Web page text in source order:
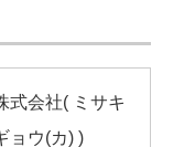
式会社( ミサキ
ョウ(カ) )